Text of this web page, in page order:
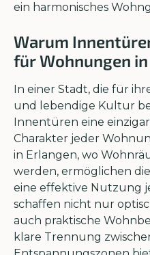
ein harmonisches
Warum
für Wohnungen
In einer Stadt, die für
und lebendige Kultur
Innentüren eine
Charakter jeder
in Erlangen, wo
werden, ermöglichen
eine effektive Nutzung
schaffen nicht nur
auch praktische
klare Trennung